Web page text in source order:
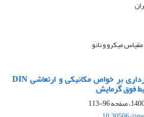
میکرو و نانو
کاوش تجربی اثر بهره‌برداری بر خواص مکانیکی و ارتعاشی DIN
96-113